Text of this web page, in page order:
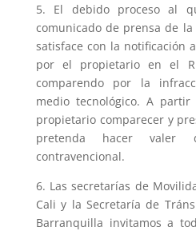
5. El debido proceso al
comunicado de prensa de
satisface con la notificación
por el propietario en el
comparendo por la
medio tecnológico. A
propietario comparecer y
pretenda hacer valer
contravencional.
6. Las secretarías de
Cali y la Secretaría de
Barranquilla invitamos a